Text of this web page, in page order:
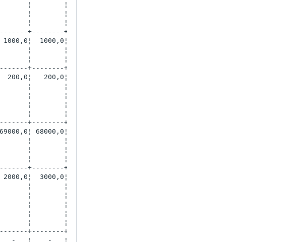
¦        ¦        ¦       ¦
¦        ¦        ¦       ¦
¦        ¦       ¦
+--------+-------+
1000,0¦ 1000,0¦
¦        ¦        ¦       ¦
¦        ¦        ¦       ¦
+--------+-------+
200,0¦   200,0¦  300,0¦
¦        ¦        ¦       ¦
¦        ¦        ¦       ¦
¦        ¦        ¦       ¦
¦        ¦       ¦
+--------+-------+
68000,0¦56000,0¦
¦        ¦       ¦
¦        ¦        ¦       ¦
¦        ¦       ¦
+--------+-------+
3000,0¦ 2000,0¦
¦        ¦       ¦
¦        ¦        ¦       ¦
¦        ¦        ¦       ¦
¦        ¦        ¦       ¦
¦        ¦       ¦
+--------+-------+
¦    -   ¦    -   ¦   -   ¦